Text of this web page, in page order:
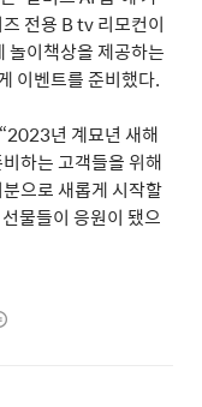
전용 B tv리모컨이
놀이책상을 제공하는
이벤트를 준비했다.
“2023년 계묘년 새해
하는 고객들을 위해
으로 새롭게 시작할
물들이 응원이 됐으